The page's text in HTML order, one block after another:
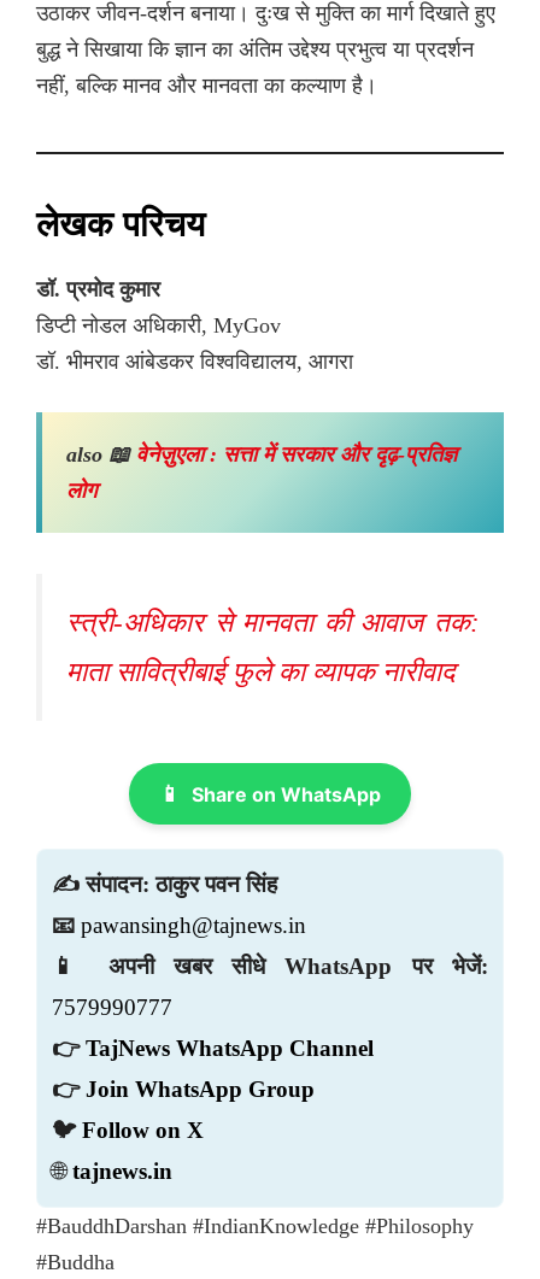
उठाकर जीवन-दर्शन बनाया। दुःख से मुक्ति का मार्ग दिखाते हुए
बुद्ध ने सिखाया कि ज्ञान का अंतिम उद्देश्य प्रभुत्व या प्रदर्शन
नहीं, बल्कि मानव और मानवता का कल्याण है।
लेखक परिचय
डॉ. प्रमोद कुमार
डिप्टी नोडल अधिकारी, MyGov
डॉ. भीमराव आंबेडकर विश्वविद्यालय, आगरा
also 📖 वेनेज़ुएला : सत्ता में सरकार और दृढ़-प्रतिज्ञ
लोग
स्त्री-अधिकार से मानवता की आवाज तक:
माता सावित्रीबाई फुले का व्यापक नारीवाद
📱 Share on WhatsApp
✍️ संपादन: ठाकुर पवन सिंह
📧 pawansingh@tajnews.in
📱 अपनी खबर सीधे WhatsApp पर भेजें:
7579990777
👉 TajNews WhatsApp Channel
👉 Join WhatsApp Group
🐦 Follow on X
🌐tajnews.in
#BauddhDarshan #IndianKnowledge #Philosophy
#Buddha